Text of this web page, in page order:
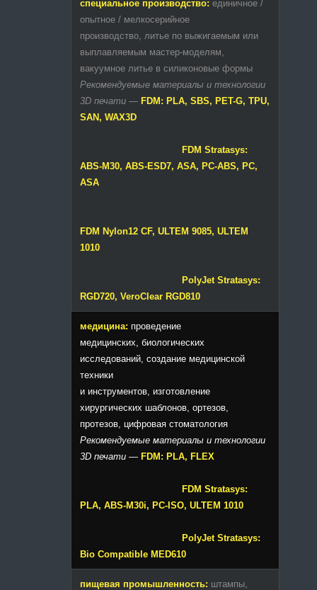
специальное производство: единичное /
опытное / мелкосерийное
производство, литье по выжигаемым или
выплавляемым мастер-моделям,
вакуумное литье в силиконовые формы
Рекомендуемые материалы и технологии
3D печати — FDM: PLA, SBS, PET-G, TPU,
SAN, WAX3D
FDM Stratasys:
ABS-M30, ABS-ESD7, ASA, PC-ABS, PC,
ASA
FDM Nylon12 CF, ULTEM 9085, ULTEM
1010
PolyJet Stratasys:
RGD720, VeroClear RGD810
медицина: проведение
медицинских, биологических
исследований, создание медицинской
техники
и инструментов, изготовление
хирургических шаблонов, ортезов,
протезов, цифровая стоматология
Рекомендуемые материалы и технологии
3D печати — FDM: PLA, FLEX
FDM Stratasys:
PLA, ABS-M30i, PC-ISO, ULTEM 1010
PolyJet Stratasys:
Bio Compatible MED610
пищевая промышленность: штампы,